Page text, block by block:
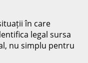
în care
legal sursa
nu simplu pentru